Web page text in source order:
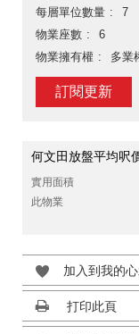
每層單位數量
7
物業座數
6
物業擁有權
多業
訂閱更新
何文田放盤平均呎
實用面積
此物業
加入到我的
打印此頁